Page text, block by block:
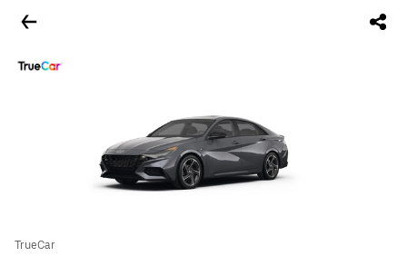
TrueCar